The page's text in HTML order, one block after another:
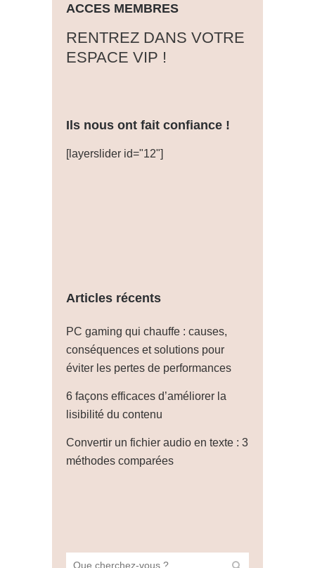
ACCES MEMBRES
‎RENTREZ DANS VOTRE
ESPACE VIP !
Ils nous ont fait confiance !
[layerslider id="12"]
Articles récents
PC gaming qui chauffe : causes,
conséquences et solutions pour
éviter les pertes de performances
6 façons efficaces d’améliorer la
lisibilité du contenu
Convertir un fichier audio en texte : 3
méthodes comparées